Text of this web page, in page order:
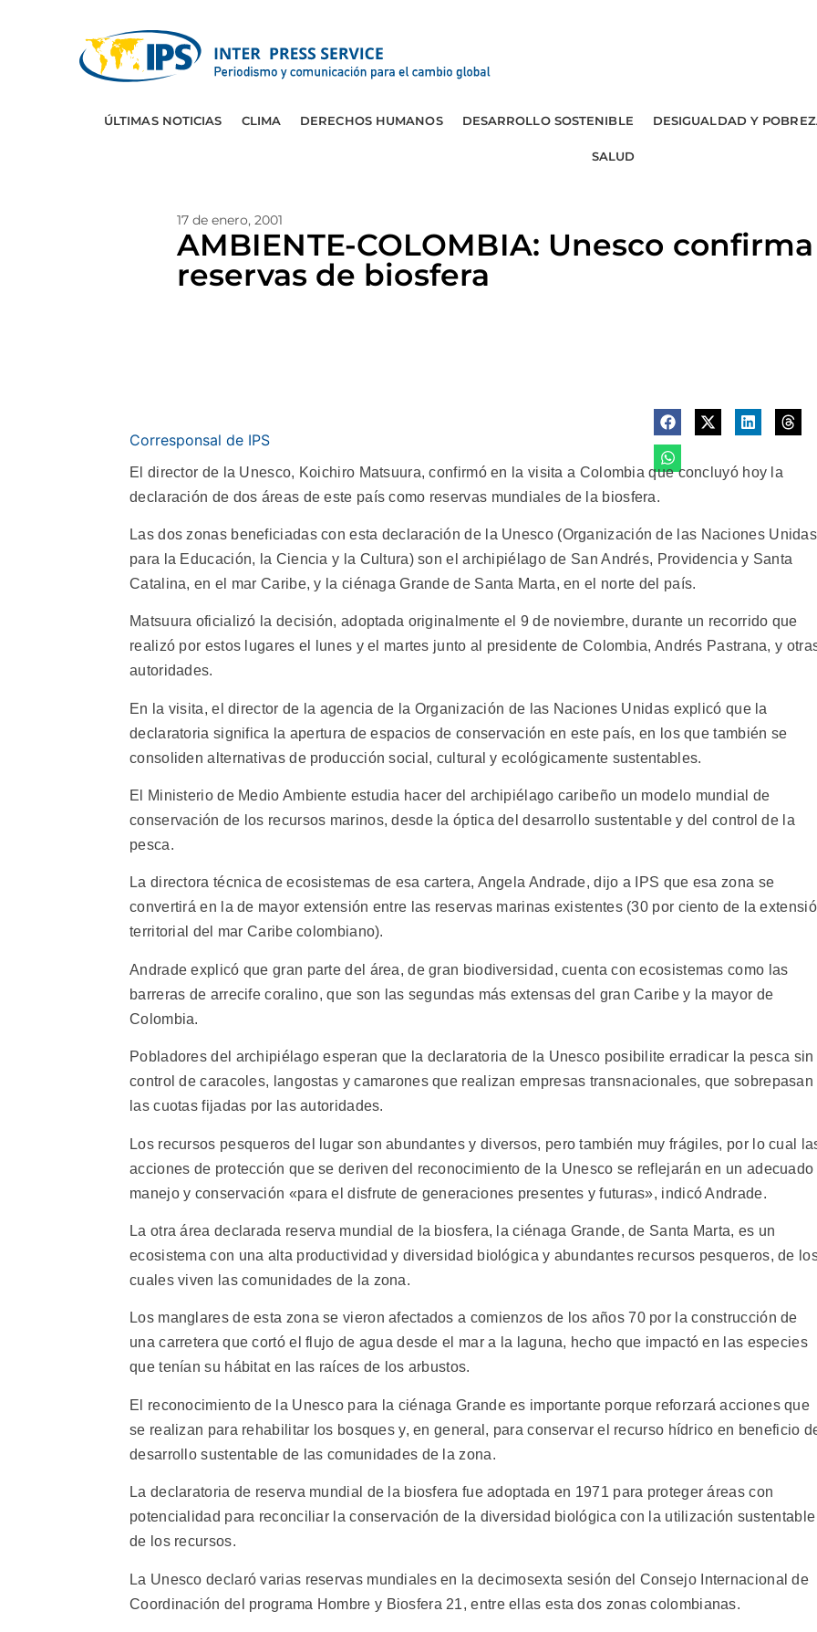
ÚLTIMAS NOTICIAS CLIMA DERECHOS HUMANOS DESARROLLO SOSTENIBLE DESIGUALDAD Y
SALUD
17 de enero, 2001
AMBIENTE-COLOMBIA: Unesco
reservas de biosfera
Corresponsal de IPS
El director de la Unesco, Koichiro Matsuura, confirmó en la visita a Colombia que concluyó hoy la
declaración de dos áreas de este país como reservas mundiales de la biosfera.
Las dos zonas beneficiadas con esta declaración de la Unesco (Organización de las Naciones Unidas
para la Educación, la Ciencia y la Cultura) son el archipiélago de San Andrés, Providencia y Santa
Catalina, en el mar Caribe, y la ciénaga Grande de Santa Marta, en el norte del país.
Matsuura oficializó la decisión, adoptada originalmente el 9 de noviembre, durante un recorrido que
realizó por estos lugares el lunes y el martes junto al presidente de Colombia, Andrés Pastrana, y
autoridades.
En la visita, el director de la agencia de la Organización de las Naciones Unidas explicó que la
declaratoria significa la apertura de espacios de conservación en este país, en los que también se
consoliden alternativas de producción social, cultural y ecológicamente sustentables.
El Ministerio de Medio Ambiente estudia hacer del archipiélago caribeño un modelo mundial de
conservación de los recursos marinos, desde la óptica del desarrollo sustentable y del control de la
pesca.
La directora técnica de ecosistemas de esa cartera, Angela Andrade, dijo a IPS que esa zona se
convertirá en la de mayor extensión entre las reservas marinas existentes (30 por ciento de la
territorial del mar Caribe colombiano).
Andrade explicó que gran parte del área, de gran biodiversidad, cuenta con ecosistemas como las
barreras de arrecife coralino, que son las segundas más extensas del gran Caribe y la mayor de
Colombia.
Pobladores del archipiélago esperan que la declaratoria de la Unesco posibilite erradicar la pesca sin
control de caracoles, langostas y camarones que realizan empresas transnacionales, que sobrepasan
las cuotas fijadas por las autoridades.
Los recursos pesqueros del lugar son abundantes y diversos, pero también muy frágiles, por lo cual
acciones de protección que se deriven del reconocimiento de la Unesco se reflejarán en un adecuado
manejo y conservación «para el disfrute de generaciones presentes y futuras», indicó Andrade.
La otra área declarada reserva mundial de la biosfera, la ciénaga Grande, de Santa Marta, es un
ecosistema con una alta productividad y diversidad biológica y abundantes recursos pesqueros, de
cuales viven las comunidades de la zona.
Los manglares de esta zona se vieron afectados a comienzos de los años 70 por la construcción de
una carretera que cortó el flujo de agua desde el mar a la laguna, hecho que impactó en las especies
que tenían su hábitat en las raíces de los arbustos.
El reconocimiento de la Unesco para la ciénaga Grande es importante porque reforzará acciones que
se realizan para rehabilitar los bosques y, en general, para conservar el recurso hídrico en beneficio
desarrollo sustentable de las comunidades de la zona.
La declaratoria de reserva mundial de la biosfera fue adoptada en 1971 para proteger áreas con
potencialidad para reconciliar la conservación de la diversidad biológica con la utilización sustentable
de los recursos.
La Unesco declaró varias reservas mundiales en la decimosexta sesión del Consejo Internacional de
Coordinación del programa Hombre y Biosfera 21, entre ellas esta dos zonas colombianas.